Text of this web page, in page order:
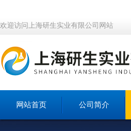
欢迎访问上海研生实业有限公司网站
网站首页 公司简介